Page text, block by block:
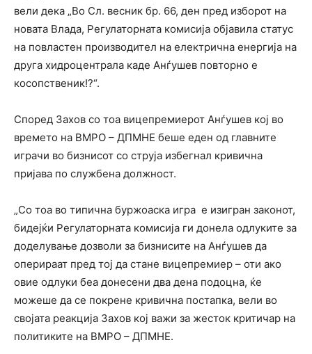
вели дека „Во Сл. весник бр. 66, ден пред изборот на
новата Влада, Регулаторната комисија објавила статус
на повластен производител на електрична енергија на
друга хидроцентрала каде Анѓушев повторно е
косопственик!?“.
Според Захов со тоа вицепремиерот Анѓушев кој во
времето на ВМРО – ДПМНЕ беше еден од главните
играчи во бизнисот со струја избегнал кривична
пријава по службена должност.
„Со тоа во типична буржоаска игра е изигран законот,
бидејќи Регулаторната комисија ги донела одлуките за
доделување дозволи за бизнисите на Анѓушев да
оперираат пред тој да стане вицепремиер – оти ако
овие одлуки беа донесени два дена подоцна, ќе
можеше да се покрене кривична постапка, вели во
својата реакција Захов кој важи за жесток критичар на
политиките на ВМРО – ДПМНЕ.